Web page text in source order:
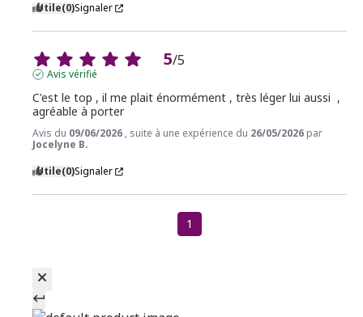
Utile(0)Signaler
5/5
Avis vérifié
C'est le top , il me plait énormément , très léger lui aussi  ,
agréable à porter
Avis du 09/06/2026 , suite à une expérience du 26/05/2026 par
Jocelyne B.
Utile(0)Signaler
1